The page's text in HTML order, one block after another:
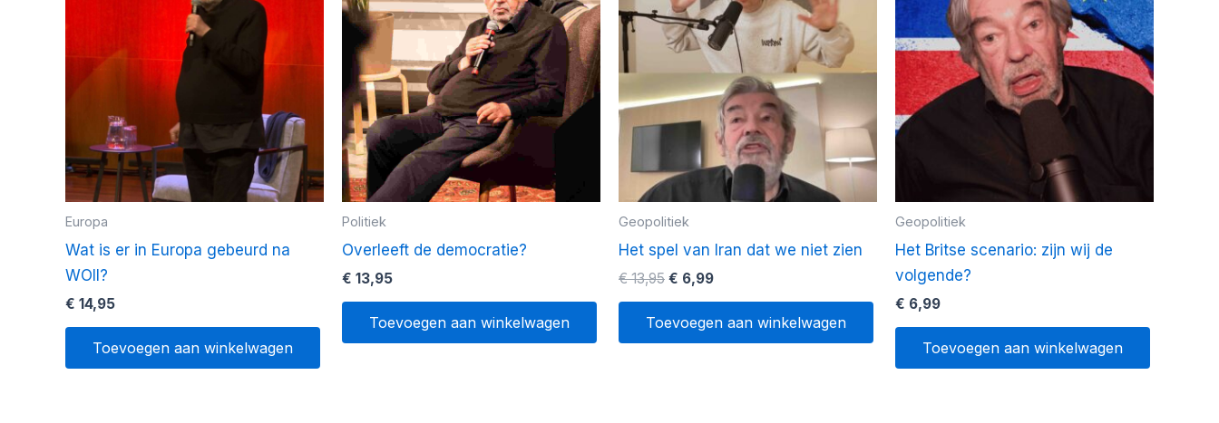
Europa
Wat is er in Europa gebeurd na
WOII?
€ 14,95
Toevoegen aan winkelwagen
Politiek
Overleeft de democratie?
€ 13,95
Toevoegen aan winkelwagen
Geopolitiek
Het spel van Iran dat we niet zien
€13,95 Oorspronkelijke
€ 13,95.
€ 6,99Huidige
€ 6,99.
Toevoegen aan winkelwagen
Geopolitiek
Het Britse scenario: zijn wij de
volgende?
€ 6,99
Toevoegen aan winkelwagen